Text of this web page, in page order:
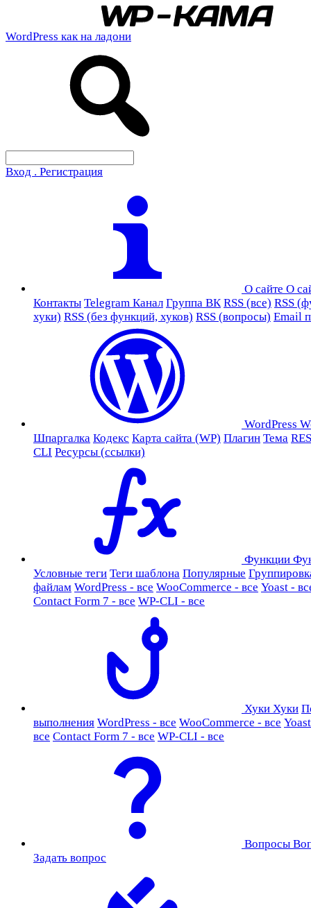
WordPress как на ладони
Вход . Регистрация
О сайте О
Контакты Telegram Канал Группа ВК RSS (все) RSS
хуки) RSS (без функций, хуков) RSS (вопросы) Email
WordPress
Шпаргалка Кодекс Карта сайта (WP) Плагин Тема
CLI Ресурсы (ссылки)
Функции
Условные теги Теги шаблона Популярные
файлам WordPress - все WooCommerce - все Yoast -
Contact Form 7 - все WP-CLI - все
Хуки Хуки
выполнения WordPress - все WooCommerce - все
все Contact Form 7 - все WP-CLI - все
Вопросы
Задать вопрос